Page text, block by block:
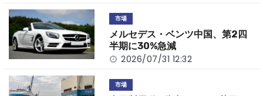
市場
メルセデス・ベンツ中国、第2四
半期に30%急減
2026/07/31 12:32
市場